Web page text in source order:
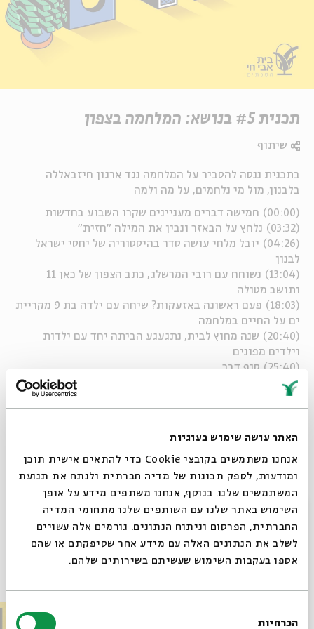
האתר עושה שימוש בעוגיות
אנחנו משתמשים בקובצי Cookie כדי להתאים אישית תוכן
ומודעות, לספק תכונות של מדיה חברתית ולנתח את תנועת
המשתמשים שלנו. בנוסף, אנחנו משתפים מידע על אופן
השימוש באתר שלנו עם השותפים שלנו מתחומי המדיה
החברתית, הפרסום וניתוח הנתונים. גורמים אלה עשויים
לשלב את הנתונים האלה עם מידע אחר שסיפקתם או שהם
אספו בעקבות השימוש שעשיתם בשירותים שלהם.
הסכמה
הכרחיות
תכנית #5 בנושא: המלחמה בצפון
בתכנית ננסה להסביר על המלחמה נגד ארגון חיזבאללה
בלבנון, מול מי נלחמים, על מה ולמה
(00:00) חמישה דברים מעניינים שקרו השבוע בחדשות
(03:32) נלחץ על הבאזר ונבין את המילה "חזית"
(04:26) יובל מלחי עושה סדר בהיסטוריה של יחסי ישראל
לבנון
(13:04) נשוחח עם רובי המרשלג, כתב הצפון של כאן 11
ותושב מטולה
(18:03) פעם ראשונה באזעקות? שיחה עם ילדה בת 9 מקריית
ים על החיים במלחמה
(20:40) שנה מחוץ לבית, נתגעגע הביתה יחד עם ילדות
וילדים מפונים
(25:40) סוף דבר
רוצים לשאול שאלה או להשתתף בפרק הבא? שלחו לנו הודעה
בקישור הבא:https://bit.ly/Mabat4Kids
שיתוף
לקבלת עדכונים על פרק חדש ב- Whatsapp
Email
פרקים נוספים בסדרה
סגור